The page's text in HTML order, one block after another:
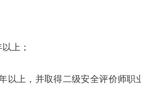
上；
以上，并取得二级安全评价师职